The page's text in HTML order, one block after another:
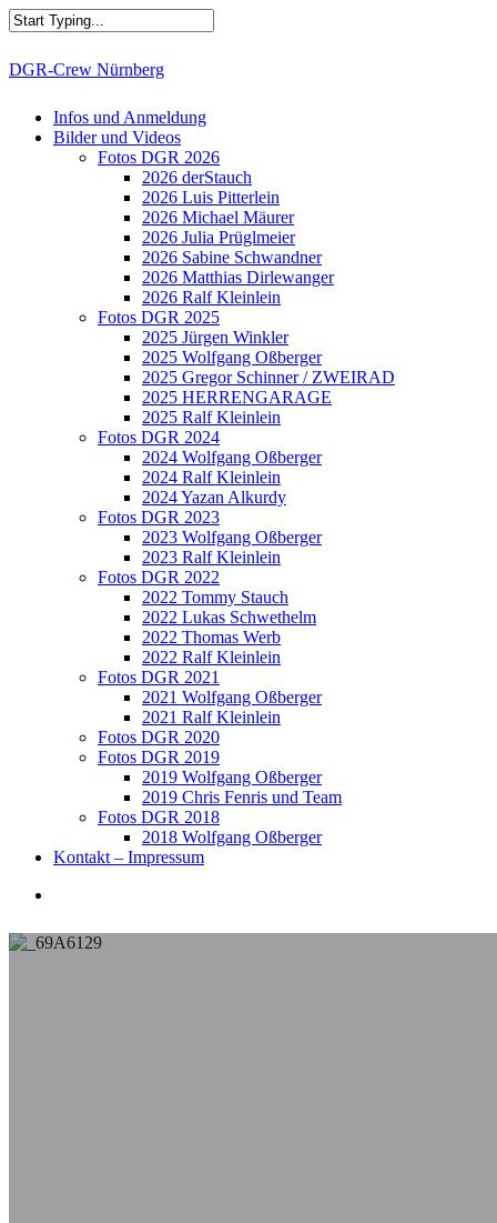
Skip
to
content
Close
DGR-Crew Nürnberg
search
Menu
Infos und Anmeldung
Bilder und Videos
Fotos DGR 2026
2026 derStauch
2026 Luis Pitterlein
2026 Michael Mäurer
2026 Julia Prüglmeier
2026 Sabine Schwandner
2026 Matthias Dirlewanger
2026 Ralf Kleinlein
Fotos DGR 2025
2025 Jürgen Winkler
2025 Wolfgang Oßberger
2025 Gregor Schinner / ZWEIRAD
2025 HERRENGARAGE
2025 Ralf Kleinlein
Fotos DGR 2024
2024 Wolfgang Oßberger
2024 Ralf Kleinlein
2024 Yazan Alkurdy
Fotos DGR 2023
2023 Wolfgang Oßberger
2023 Ralf Kleinlein
Fotos DGR 2022
2022 Tommy Stauch
2022 Lukas Schwethelm
2022 Thomas Werb
2022 Ralf Kleinlein
Fotos DGR 2021
2021 Wolfgang Oßberger
2021 Ralf Kleinlein
Fotos DGR 2020
Fotos DGR 2019
2019 Wolfgang Oßberger
2019 Chris Fenris und Team
Fotos DGR 2018
2018 Wolfgang Oßberger
Kontakt – Impressum